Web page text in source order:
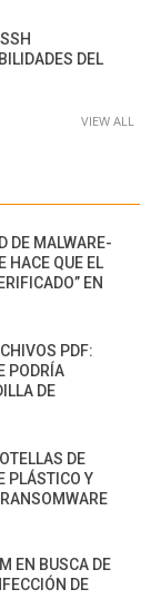
DEL
VIEW ALL
DE MALWARE-
HACE QUE EL
EN
PDF:
PODRÍA
DE
DE
PLÁSTICO Y
EN BUSCA DE
DE